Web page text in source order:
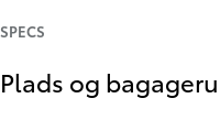
SPECS
Plads og